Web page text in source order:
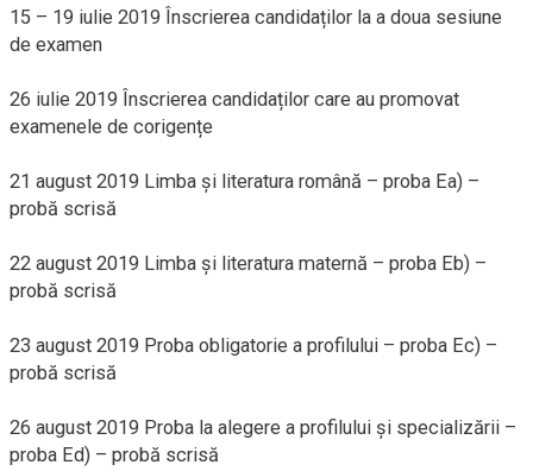
15 – 19 iulie 2019 Înscrierea candidaților la a doua sesiune
de examen
26 iulie 2019 Înscrierea candidaților care au promovat
examenele de corigențe
21 august 2019 Limba și literatura română – proba Ea) –
probă scrisă
22 august 2019 Limba și literatura maternă – proba Eb) –
probă scrisă
23 august 2019 Proba obligatorie a profilului – proba Ec) –
probă scrisă
26 august 2019 Proba la alegere a profilului și specializării –
proba Ed) – probă scrisă